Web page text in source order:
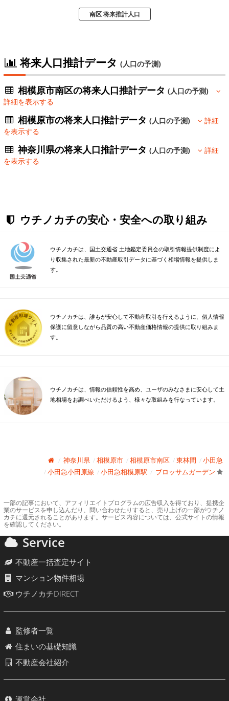
南区 将来推計人口
将来人口推計データ (人口の予測)
相模原市南区の将来人口推計データ(人口の予測)
詳細を表示する
相模原市の将来人口推計データ(人口の予測)
詳細
を表示する
神奈川県の将来人口推計データ(人口の予測)
詳細
を表示する
ウチノカチの安心・安全への取り組み
ウチノカチは、国土交通省 土地鑑定委員会の取引情報提供制度によ
り収集された最新の不動産取引データに基づく相場情報を提供しま
す。
ウチノカチは、誰もが安心して不動産取引を行えるように、個人情報
保護に留意しながら品質の高い不動産価格情報の提供に取り組みま
す。
ウチノカチは、情報の信頼性を高め、ユーザのみなさまに安心して土
地相場をお調べいただけるよう、様々な取組みを行なっています。
神奈川県 相模原市 相模原市南区 東林間
小田急
小田急小田原線
小田急相模原駅 ブロッサムガーデン
一部の記事において、アフィリエイトプログラムの広告収入を得ており、提携企
業のサービスを申し込んだり、問い合わせたりすると、売り上げの一部がウチノ
カチに還元されることがあります。サービス内容については、公式サイトの情報
を確認してください。
Service
不動産一括査定サイト
マンション物件相場
ウチノカチDIRECT
監修者一覧
住まいの基礎知識
不動産会社紹介